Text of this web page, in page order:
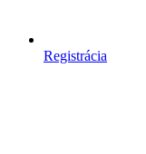
Registrácia